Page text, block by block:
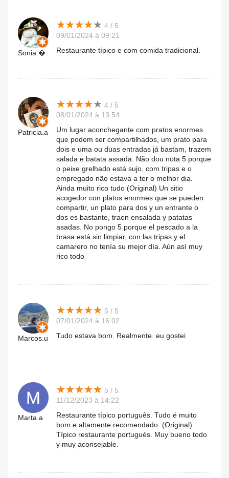
Sonia.�
★★★★★
★★★★★ 4 / 5
09/01/2024 à 09:21
Restaurante típico e com comida tradicional.
Patricia.a
★★★★★
★★★★★ 4 / 5
08/01/2024 à 13:54
Um lugar aconchegante com pratos enormes
que podem ser compartilhados, um prato para
dois e uma ou duas entradas já bastam, trazem
salada e batata assada. Não dou nota 5 porque
o peixe grelhado está sujo, com tripas e o
empregado não estava a ter o melhor dia.
Ainda muito rico tudo (Original) Un sitio
acogedor con platos enormes que se pueden
compartir, un plato para dos y un entrante o
dos es bastante, traen ensalada y patatas
asadas. No pongo 5 porque el pescado a la
brasa está sin limpiar, con las tripas y el
camarero no tenía su mejor día. Aún así muy
rico todo
Marcos.u
★★★★★
★★★★★ 5 / 5
07/01/2024 à 16:02
Tudo estava bom. Realmente. eu gostei
Marta.a
★★★★★
★★★★★ 5 / 5
11/12/2023 à 14:22
Restaurante típico português. Tudo é muito
bom e altamente recomendado. (Original)
Típico restaurante portugués. Muy bueno todo
y muy aconsejable.